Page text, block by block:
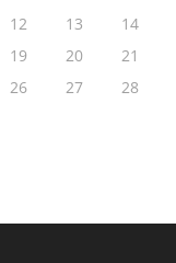
12 13 14
19 20 21
26 27 28